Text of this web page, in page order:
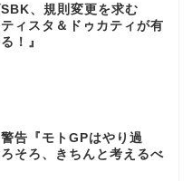
、規則変更を求む
ティスタ＆ドゥカティが有
！』
告『モトGPはやり過
そろ、きちんと考えるべ